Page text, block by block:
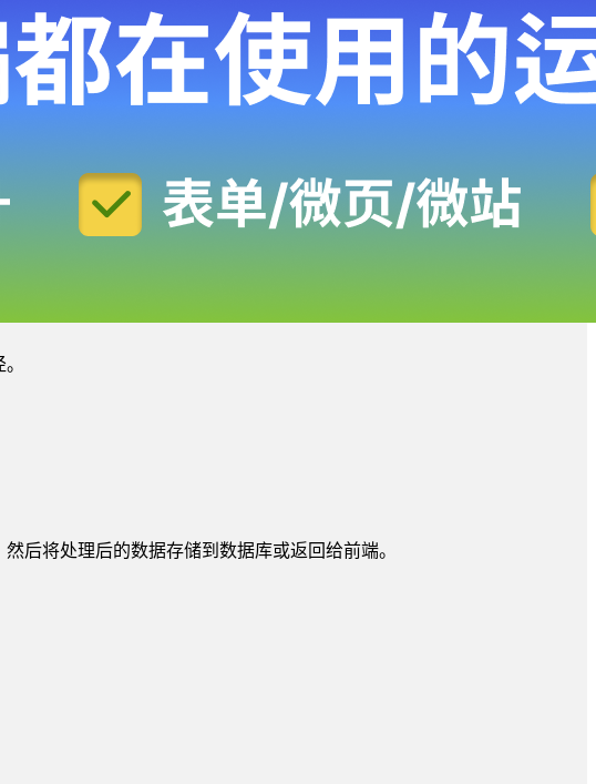
后将处理后的数据存储到数据库或返回给前端。